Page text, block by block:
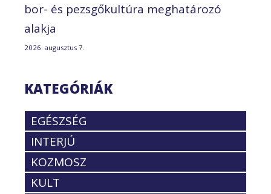
bor- és pezsgőkultúra meghatározó
alakja
2026. augusztus 7.
KATEGÓRIÁK
EGÉSZSÉG
INTERJÚ
KOZMOSZ
KULT